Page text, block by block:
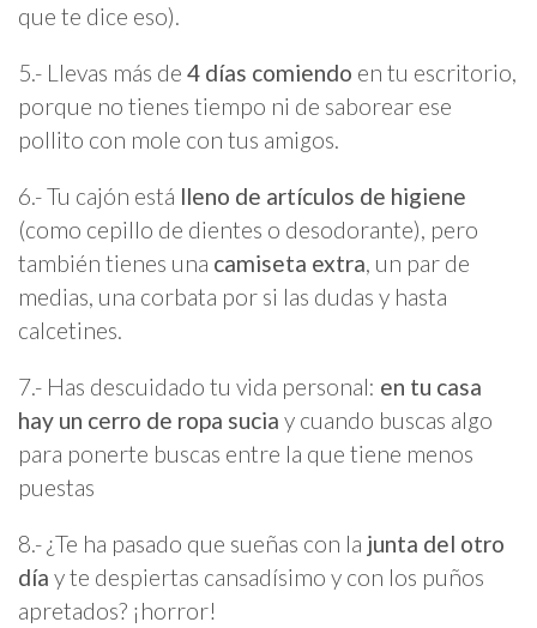
que te dice eso).
5.- Llevas más de 4 días comiendo en tu escritorio,
porque no tienes tiempo ni de saborear ese
pollito con mole con tus amigos.
6.- Tu cajón está lleno de artículos de higiene
(como cepillo de dientes o desodorante), pero
también tienes una camiseta extra, un par de
medias, una corbata por si las dudas y hasta
calcetines.
7.- Has descuidado tu vida personal: en tu casa
hay un cerro de ropa sucia y cuando buscas algo
para ponerte buscas entre la que tiene menos
puestas
8.- ¿Te ha pasado que sueñas con la junta del otro
día y te despiertas cansadísimo y con los puños
apretados? ¡horror!